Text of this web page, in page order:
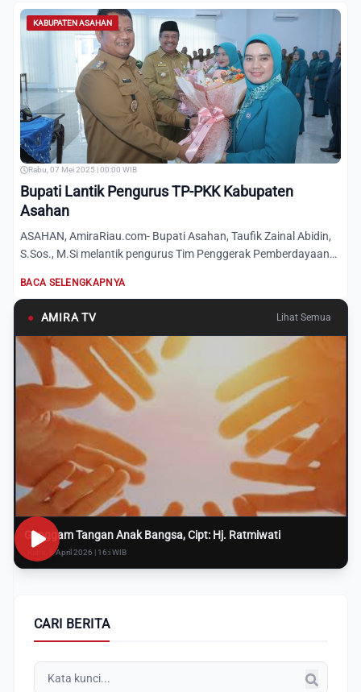
KABUPATEN ASAHAN
Rabu, 07 Mei 2025 | 00:00 WIB
Bupati Lantik Pengurus TP-PKK Kabupaten
Asahan
ASAHAN, AmiraRiau.com- Bupati Asahan, Taufik Zainal Abidin,
S.Sos., M.Si melantik pengurus Tim Penggerak Pemberdayaan
BACA SELENGKAPNYA
● AMIRA TV Lihat Semua
Genggam Tangan Anak Bangsa, Cipt: Hj. Ratmiwati
Rabu, 8 April 2026 | 16:i WIB
CARI BERITA